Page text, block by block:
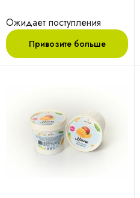
Ожидает поступления
Привозите больше